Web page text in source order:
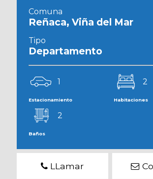
Comuna
Reñaca, Viña del Mar
Tipo
Departamento
1
Estacionamiento
2
Habitaciones
2
Baños
LLamar